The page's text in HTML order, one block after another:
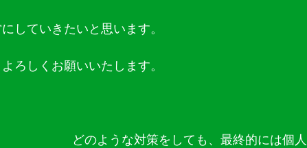
していきたいと思います。
ろしくお願いいたします。
どのような対策をしても、最終的には個人